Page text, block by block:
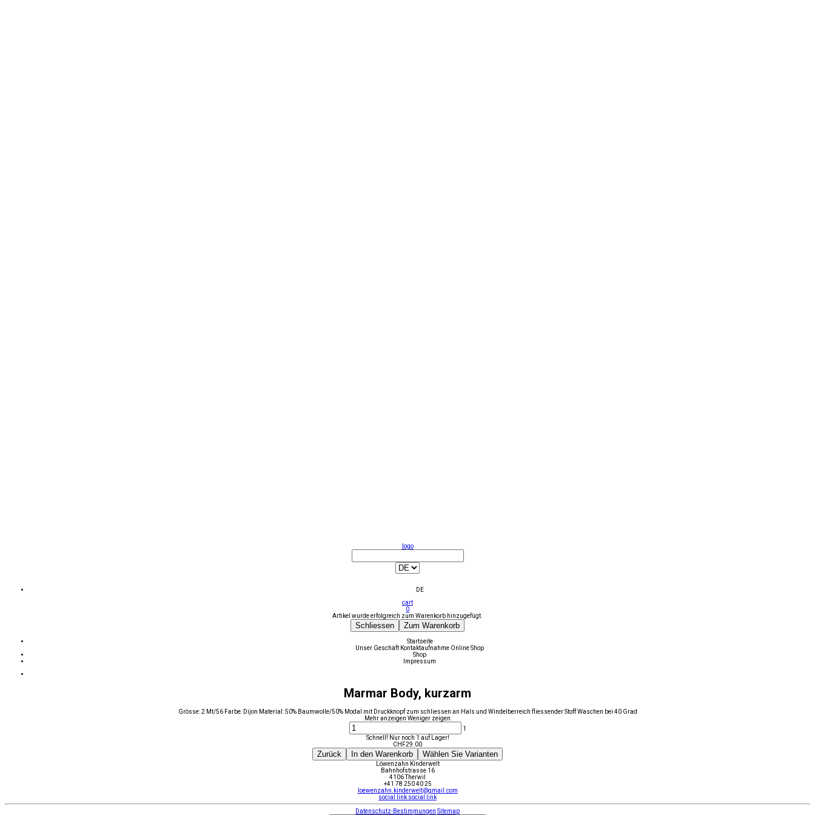
logo
DE
cart
0
Artikel wurde erfolgreich zum Warenkorb hinzugefügt.
Schliessen Zum Warenkorb
Startseite
Unser Geschäft Kontaktaufnahme Online Shop
Shop
Impressum
Marmar Body, kurzarm
Grösse: 2 Mt/56 Farbe: Dijon Material: 50% Baumwolle/50% Modal mit Druckknopf zum schliessen an Hals und Windelberreich fliessender Stoff Waschen bei 40 Grad
Mehr anzeigen Weniger zeigen
1
Schnell! Nur noch 1 auf Lager!
CHF29.00
Zurück In den Warenkorb Wählen Sie Varianten
Löwenzahn Kinderwelt
Bahnhofstrasse 16
4106 Therwil
+41 78 250 40 25
loewenzahn.kinderwelt@gmail.com
social link social link
Datenschutz-Bestimmungen Sitemap